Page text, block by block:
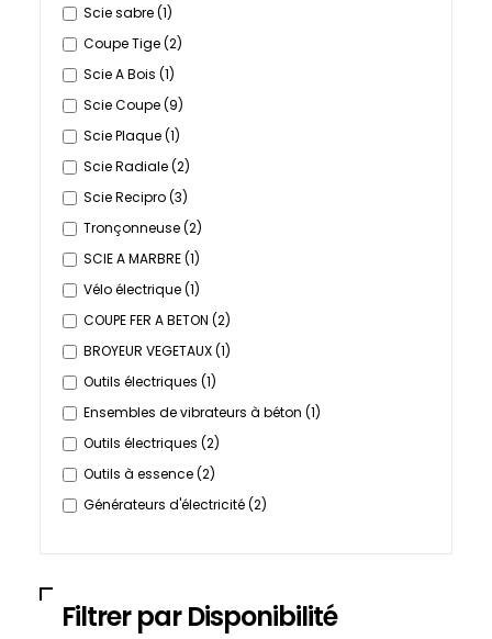
Scie sabre(1)
Coupe Tige(2)
Scie A Bois (1)
Scie Coupe(9)
Scie Plaque(1)
Scie Radiale(2)
Scie Recipro(3)
Tronçonneuse(2)
SCIE A MARBRE(1)
Vélo électrique(1)
COUPE FER A BETON (2)
BROYEUR VEGETAUX(1)
Outils électriques (1)
Ensembles de vibrateurs à béton (1)
Outils électriques (2)
Outils à essence(2)
Générateurs d'électricité(2)
Filtrer par Disponibilité